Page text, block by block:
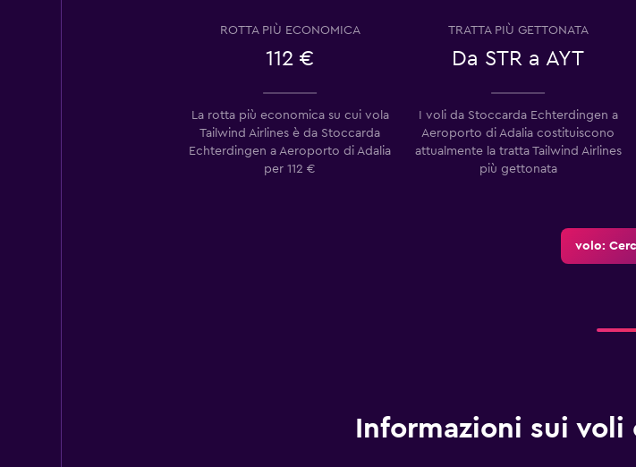
ROTTA PIÙ ECONOMICA
112 €
TRATTA PIÙ GETTONATA
Da STR a AYT
La rotta più economica su cui vola
Tailwind Airlines è da Stoccarda
Echterdingen a Aeroporto di Adalia
per 112 €
I voli da Stoccarda Echterdingen a
Aeroporto di Adalia costituiscono
attualmente la tratta Tailwind Airlines
più gettonata
volo:
Informazioni sui voli